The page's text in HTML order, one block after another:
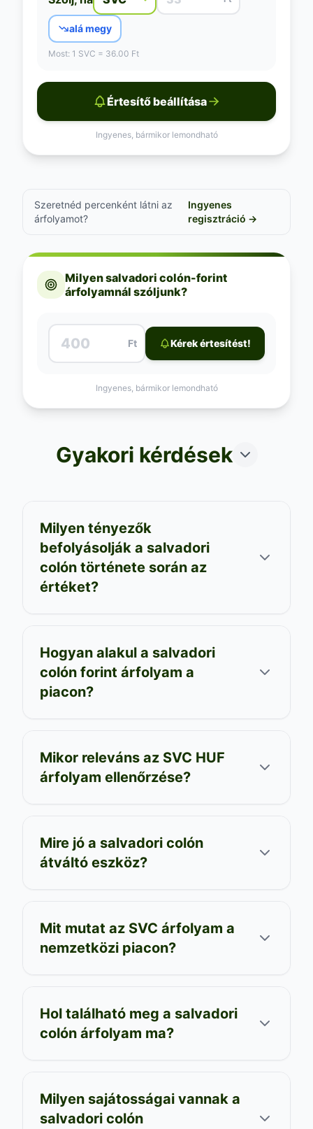
alá megy
Most: 1 SVC = 36.00 Ft
Értesítő beállítása
Ingyenes, bármikor lemondható
Szeretnéd percenként látni az
árfolyamot?
Ingyenes
regisztráció →
Milyen salvadori colón-forint
árfolyamnál szóljunk?
Ft Kérek értesítést!
Ingyenes, bármikor lemondható
Gyakori kérdések
Milyen tényezők
befolyásolják a salvadori
colón története során az
értéket?
Hogyan alakul a salvadori
colón forint árfolyam a
piacon?
Mikor releváns az SVC HUF
árfolyam ellenőrzése?
Mire jó a salvadori colón
átváltó eszköz?
Mit mutat az SVC árfolyam a
nemzetközi piacon?
Hol található meg a salvadori
colón árfolyam ma?
Milyen sajátosságai vannak a
salvadori colón